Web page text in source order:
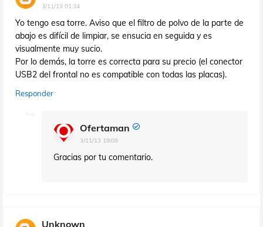
3/11/13 01:34
Yo tengo esa torre. Aviso que el filtro de polvo de la parte de
abajo es difícil de limpiar, se ensucia en seguida y es
visualmente muy sucio.
Por lo demás, la torre es correcta para su precio (el conector
USB2 del frontal no es compatible con todas las placas).
Responder
Ofertaman
3/11/13 19:08
Gracias por tu comentario.
Unknown